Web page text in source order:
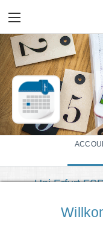
Uni Erfurt